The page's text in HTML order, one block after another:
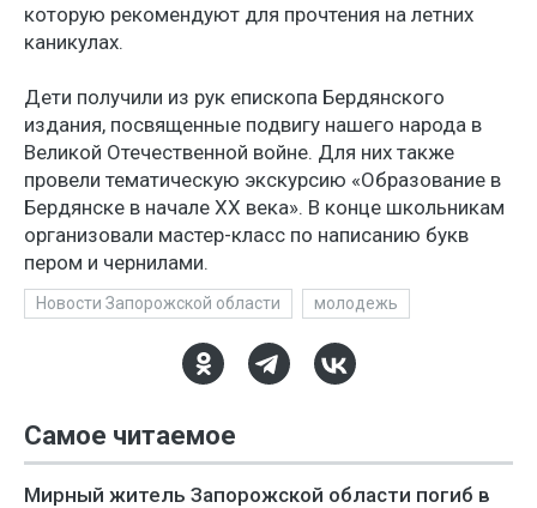
которую рекомендуют для прочтения на летних
каникулах.
Дети получили из рук епископа Бердянского
издания, посвященные подвигу нашего народа в
Великой Отечественной войне. Для них также
провели тематическую экскурсию «Образование в
Бердянске в начале XX века». В конце школьникам
организовали мастер-класс по написанию букв
пером и чернилами.
Новости Запорожской области молодежь
Самое читаемое
Мирный житель Запорожской области погиб в